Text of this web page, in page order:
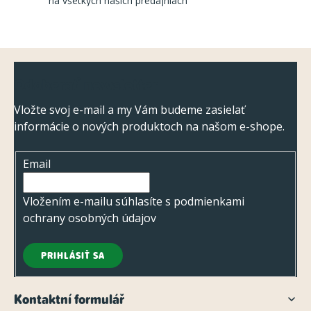
r
k
y
ý
p
i
Vložte svoj e-mail a my Vám budeme zasielať
informácie o nových produktoch na našom e-shope.
Email
Vložením e-mailu súhlasíte s podmienkami
ochrany osobných údajov
PRIHLÁSIŤ SA
Kontaktní formulář